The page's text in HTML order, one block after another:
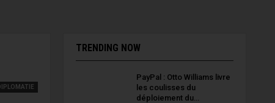
TRENDING NOW
PayPal : Otto Williams livre
les coulisses du
déploiement du…